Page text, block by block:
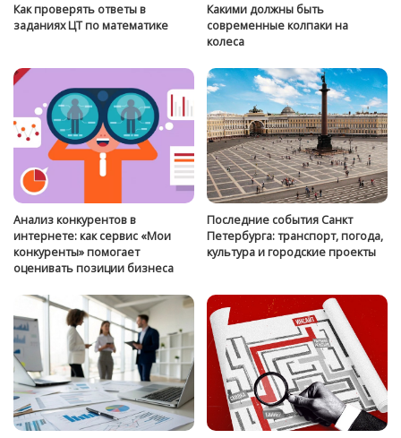
Как проверять ответы в
заданиях ЦТ по математике
Какими должны быть
современные колпаки на
колеса
Анализ конкурентов в
интернете: как сервис «Мои
конкуренты» помогает
оценивать позиции бизнеса
Последние события Санкт
Петербурга: транспорт, погода,
культура и городские проекты